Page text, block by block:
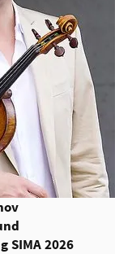
SIMA 2026